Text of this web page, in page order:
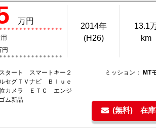
万円
円
2014年
(H26)
13.1
km
タート スマートキー２
セグＴＶナビ Ｂｌｕｅ
カメラ ＥＴＣ エンジ
ム新品
ミッション： MT
(無料) 在庫